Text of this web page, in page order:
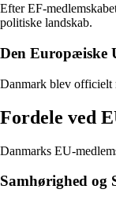
Efter EF-
politiske landskab.
Den Europæiske
Danmark blev officielt
Fordele ved
Danmarks EU-
Samhørighed og